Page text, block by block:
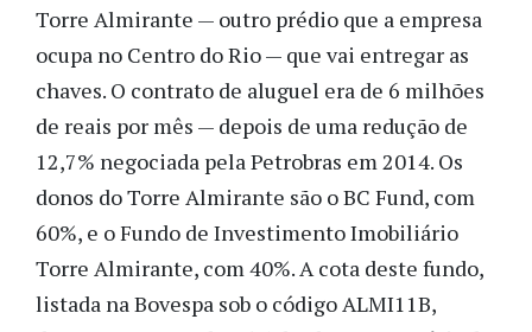
Torre Almirante — outro prédio que a empresa
ocupa no Centro do Rio — que vai entregar as
chaves. O contrato de aluguel era de 6 milhões
de reais por mês — depois de uma redução de
12,7% negociada pela Petrobras em 2014. Os
donos do Torre Almirante são o BC Fund, com
60%, e o Fundo de Investimento Imobiliário
Torre Almirante, com 40%. A cota deste fundo,
listada na Bovespa sob o código ALMI11B,